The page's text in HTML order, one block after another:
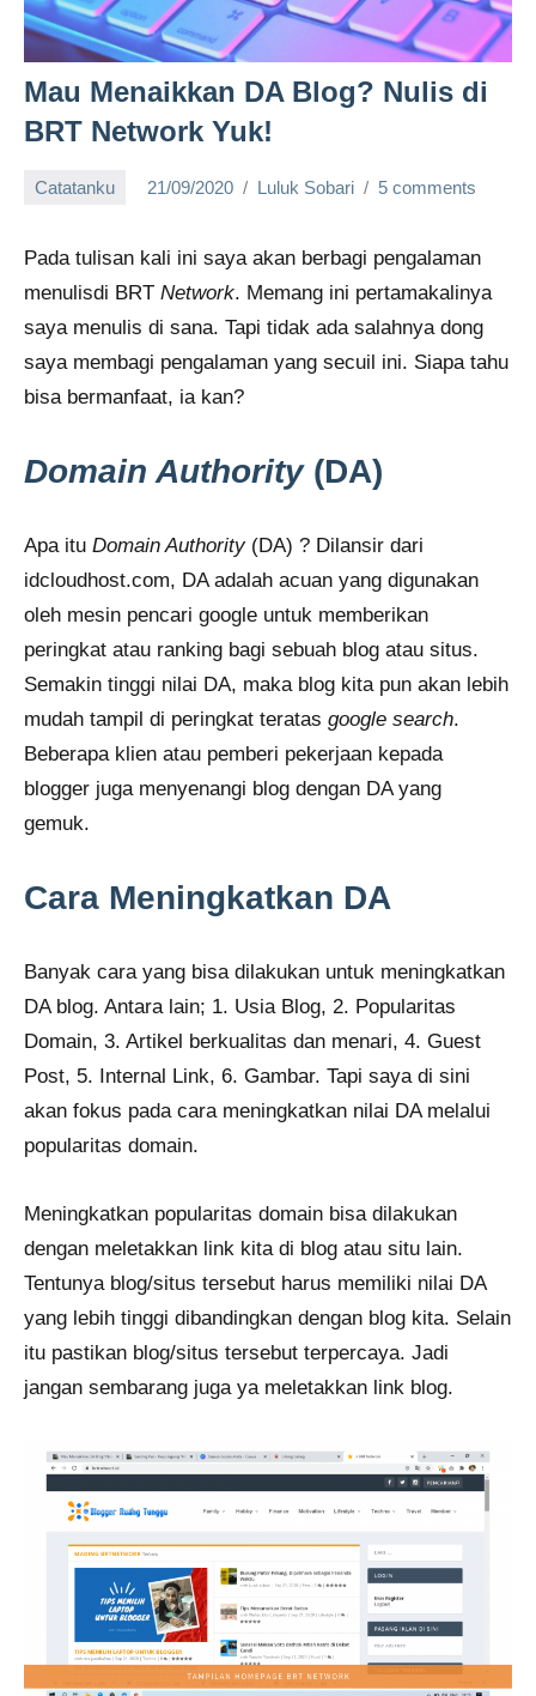
Mau Menaikkan DA Blog? Nulis di
BRT Network Yuk!
Catatanku 21/09/2020 Luluk Sobari 5 comments
Pada tulisan kali ini saya akan berbagi pengalaman
menulisdi BRT Network. Memang ini pertamakalinya
saya menulis di sana. Tapi tidak ada salahnya dong
saya membagi pengalaman yang secuil ini. Siapa tahu
bisa bermanfaat, ia kan?
Domain Authority(DA)
Apa itu Domain Authority(DA) ? Dilansir dari
idcloudhost.com, DA adalah acuan yang digunakan
oleh mesin pencari google untuk memberikan
peringkat atau ranking bagi sebuah blog atau situs.
Semakin tinggi nilai DA, maka blog kita pun akan lebih
mudah tampil di peringkat teratas google search.
Beberapa klien atau pemberi pekerjaan kepada
blogger juga menyenangi blog dengan DA yang
gemuk.
Cara Meningkatkan DA
Banyak cara yang bisa dilakukan untuk meningkatkan
DA blog. Antara lain; 1. Usia Blog, 2. Popularitas
Domain, 3. Artikel berkualitas dan menari, 4. Guest
Post, 5. Internal Link, 6. Gambar. Tapi saya di sini
akan fokus pada cara meningkatkan nilai DA melalui
popularitas domain.
Meningkatkan popularitas domain bisa dilakukan
dengan meletakkan link kita di blog atau situ lain.
Tentunya blog/situs tersebut harus memiliki nilai DA
yang lebih tinggi dibandingkan dengan blog kita. Selain
itu pastikan blog/situs tersebut terpercaya. Jadi
jangan sembarang juga ya meletakkan link blog.